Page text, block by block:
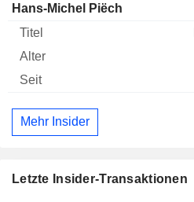
Hans-Michel Piëch
Mehr Insider
Letzte Insider-Transaktionen